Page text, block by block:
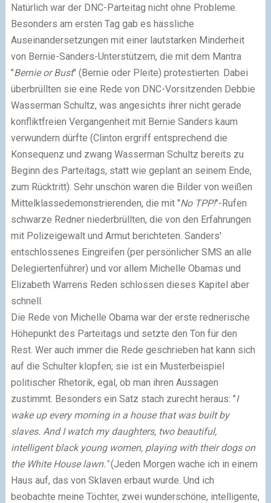
Natürlich war der DNC-Parteitag nicht ohne Probleme.
Besonders am ersten Tag gab es hässliche
Auseinandersetzungen mit einer lautstarken Minderheit
von Bernie-Sanders-Unterstützern, die mit dem Mantra
"Bernie or Bust" (Bernie oder Pleite) protestierten. Dabei
überbrüllten sie eine Rede von DNC-Vorsitzenden Debbie
Wasserman Schultz, was angesichts ihrer nicht gerade
konfliktfreien Vergangenheit mit Bernie Sanders kaum
verwundern dürfte (Clinton ergriff entsprechend die
Konsequenz und zwang Wasserman Schultz bereits zu
Beginn des Parteitags, statt wie geplant an seinem Ende,
zum Rücktritt). Sehr unschön waren die Bilder von weißen
Mittelklassedemonstrierenden, die mit "No TPP!"-Rufen
schwarze Redner niederbrüllten, die von den Erfahrungen
mit Polizeigewalt und Armut berichteten. Sanders'
entschlossenes Eingreifen (per persönlicher SMS an alle
Delegiertenführer) und vor allem Michelle Obamas und
Elizabeth Warrens Reden schlossen dieses Kapitel aber
schnell.
Die Rede von Michelle Obama war der erste rednerische
Höhepunkt des Parteitags und setzte den Ton für den
Rest. Wer auch immer die Rede geschrieben hat kann sich
auf die Schulter klopfen; sie ist ein Musterbeispiel
politischer Rhetorik, egal, ob man ihren Aussagen
zustimmt. Besonders ein Satz stach zurecht heraus: "I
wake up every morning in a house that was built by
slaves. And I watch my daughters, two beautiful,
intelligent black young women, playing with their dogs on
the White House lawn."(Jeden Morgen wache ich in einem
Haus auf, das von Sklaven erbaut wurde. Und ich
beobachte meine Töchter, zwei wunderschöne, intelligente,